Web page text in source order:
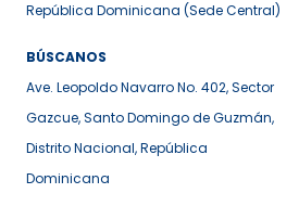
República Dominicana (Sede Central)
BÚSCANOS
Ave. Leopoldo Navarro No. 402, Sector
Gazcue, Santo Domingo de Guzmán,
Distrito Nacional, República
Dominicana